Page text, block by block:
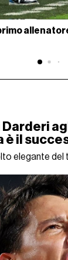
Darderi
è il
elegante del